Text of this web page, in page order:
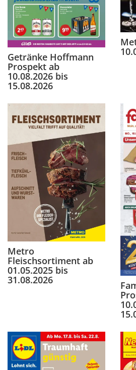
Getränke Hoffmann
Prospekt ab
10.08.2026 bis
15.08.2026
Metro
Fleischsortiment ab
01.05.2025 bis
31.08.2026